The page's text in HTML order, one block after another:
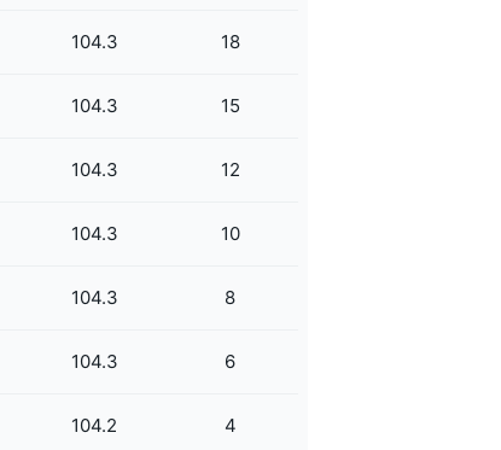
104.3 18
104.3 15
104.3 12
104.3 10
104.3 8
104.3 6
104.2 4